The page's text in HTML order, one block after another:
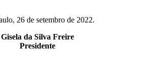
26 de setembro de 2022.
Gisela da Silva Freire
Presidente